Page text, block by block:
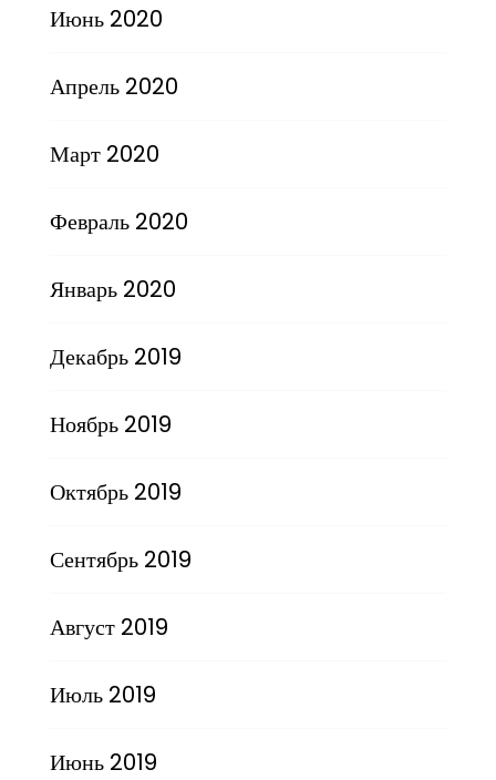
Июнь 2020
Апрель 2020
Март 2020
Февраль 2020
Январь 2020
Декабрь 2019
Ноябрь 2019
Октябрь 2019
Сентябрь 2019
Август 2019
Июль 2019
Июнь 2019